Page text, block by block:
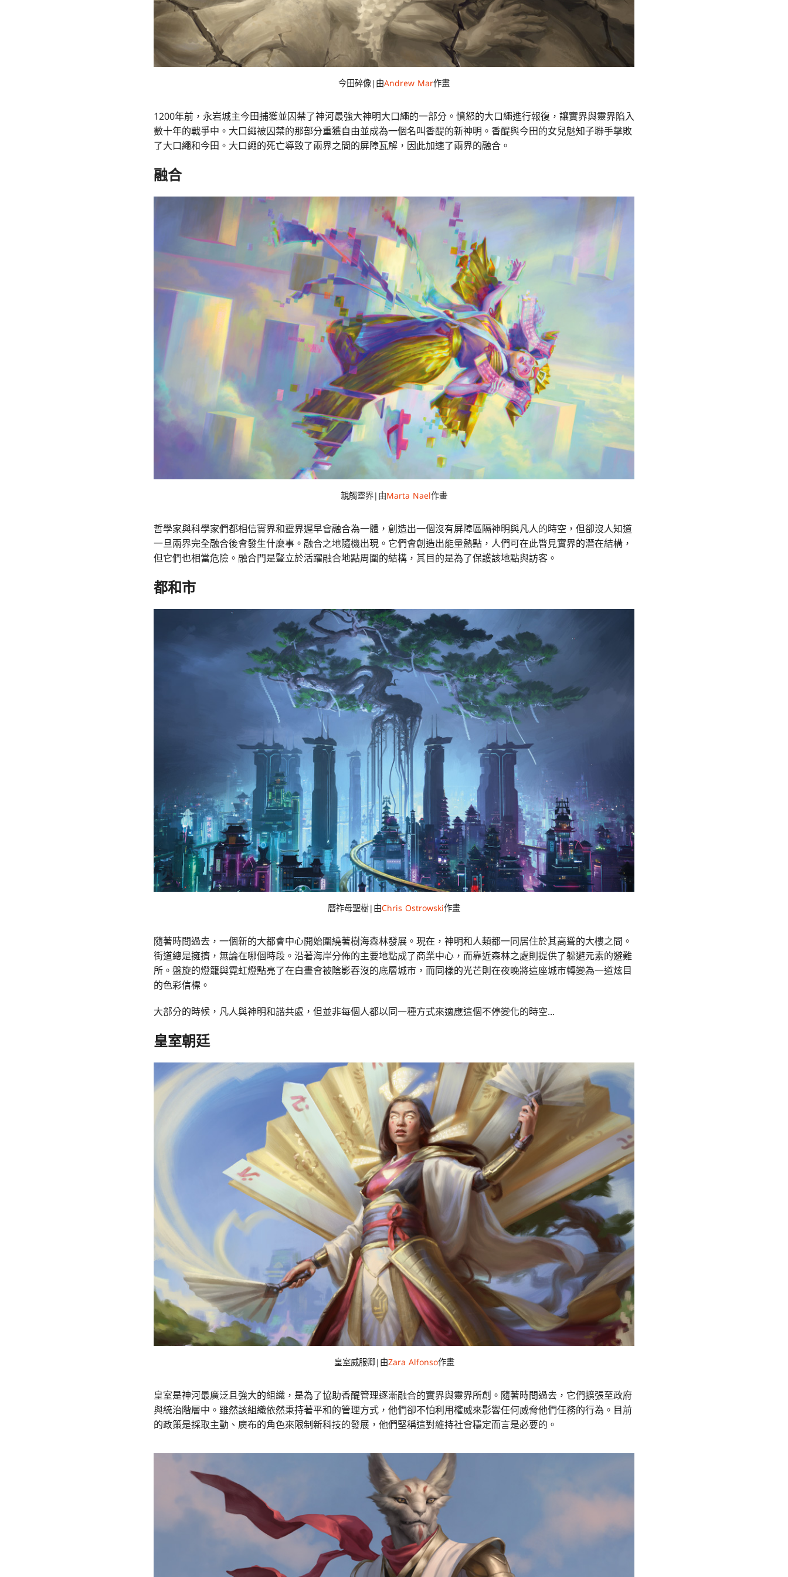
今田碎像|由Andrew Mar作畫
1200年前，永岩城主今田捕獲並囚禁了神河最強大神明大口繩的一部分。憤怒的大口繩進行報復，讓實界與靈界陷入
數十年的戰爭中。大口繩被囚禁的那部分重獲自由並成為一個名叫香醍的新神明。香醍與今田的女兒魅知子聯手擊敗
了大口繩和今田。大口繩的死亡導致了兩界之間的屏障瓦解，因此加速了兩界的融合。
融合
親觸靈界|由Marta Nael作畫
哲學家與科學家們都相信實界和靈界遲早會融合為一體，創造出一個沒有屏障區隔神明與凡人的時空，但卻沒人知道
一旦兩界完全融合後會發生什麼事。融合之地隨機出現。它們會創造出能量熱點，人們可在此瞥見實界的潛在結構，
但它們也相當危險。融合門是豎立於活躍融合地點周圍的結構，其目的是為了保護該地點與訪客。
都和市
曆祚母聖樹|由Chris Ostrowski作畫
隨著時間過去，一個新的大都會中心開始圍繞著樹海森林發展。現在，神明和人類都一同居住於其高聳的大樓之間。
街道總是擁擠，無論在哪個時段。沿著海岸分佈的主要地點成了商業中心，而靠近森林之處則提供了躲避元素的避難
所。盤旋的燈籠與霓虹燈點亮了在白晝會被陰影吞沒的底層城市，而同樣的光芒則在夜晚將這座城市轉變為一道炫目
的色彩信標。
大部分的時候，凡人與神明和諧共處，但並非每個人都以同一種方式來適應這個不停變化的時空...
皇室朝廷
皇室威服卿|由Zara Alfonso作畫
皇室是神河最廣泛且強大的組織，是為了協助香醍管理逐漸融合的實界與靈界所創。隨著時間過去，它們擴張至政府
與統治階層中。雖然該組織依然秉持著平和的管理方式，他們卻不怕利用權威來影響任何威脅他們任務的行為。目前
的政策是採取主動、廣布的角色來限制新科技的發展，他們堅稱這對維持社會穩定而言是必要的。